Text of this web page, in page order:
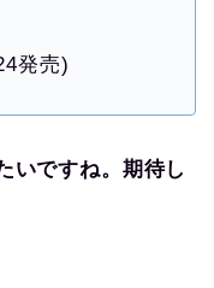
発売)
いですね。期待し